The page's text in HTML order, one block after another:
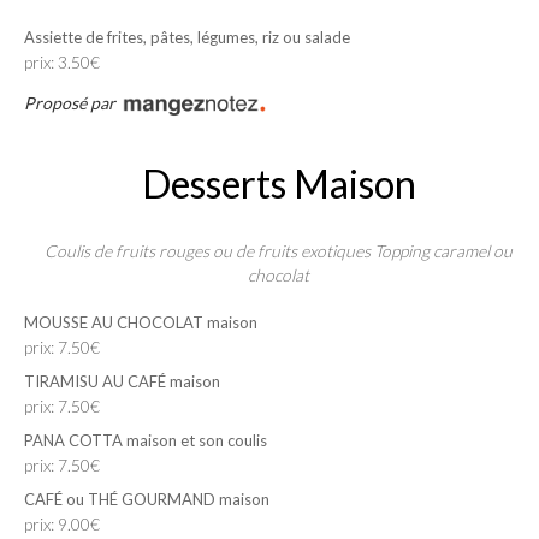
Assiette de frites, pâtes, légumes, riz ou salade
prix: 3.50€
Proposé par
Desserts Maison
Coulis de fruits rouges ou de fruits exotiques Topping caramel ou
chocolat
MOUSSE AU CHOCOLAT maison
prix: 7.50€
TIRAMISU AU CAFÉ maison
prix: 7.50€
PANA COTTA maison et son coulis
prix: 7.50€
CAFÉ ou THÉ GOURMAND maison
prix: 9.00€